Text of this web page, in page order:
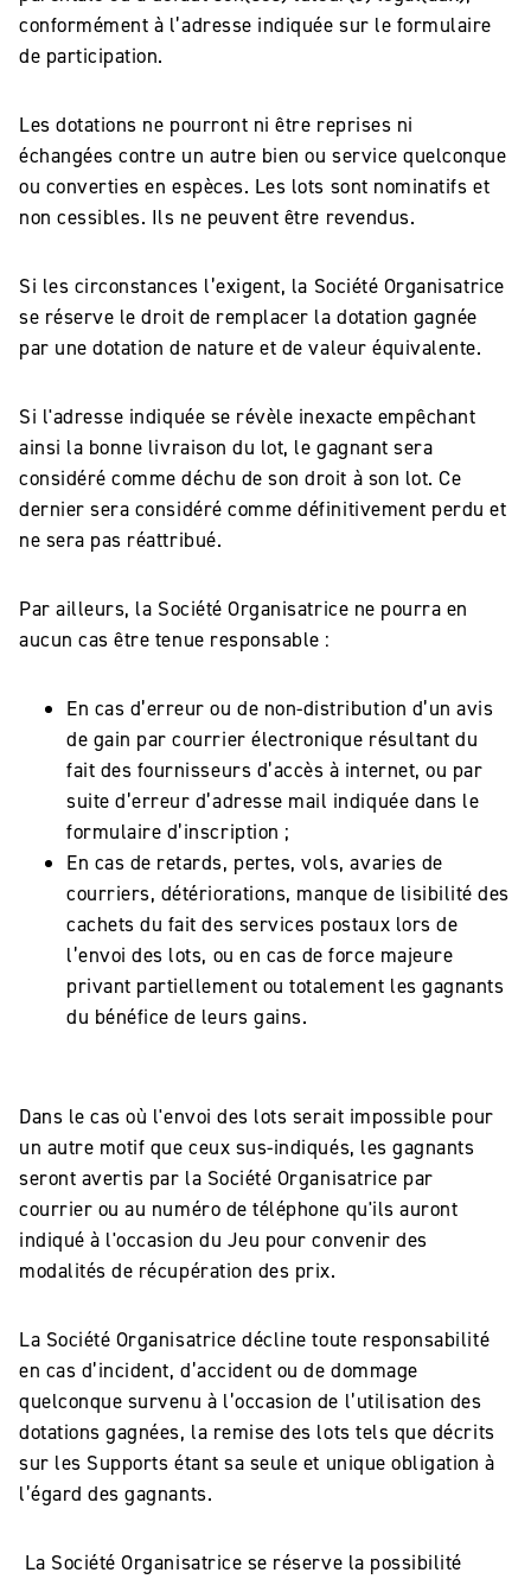
conformément à l’adresse indiquée sur le formulaire
de participation.
Les dotations ne pourront ni être reprises ni
échangées contre un autre bien ou service quelconque
ou converties en espèces. Les lots sont nominatifs et
non cessibles. Ils ne peuvent être revendus.
Si les circonstances l’exigent, la Société Organisatrice
se réserve le droit de remplacer la dotation gagnée
par une dotation de nature et de valeur équivalente.
Si l'adresse indiquée se révèle inexacte empêchant
ainsi la bonne livraison du lot, le gagnant sera
considéré comme déchu de son droit à son lot. Ce
dernier sera considéré comme définitivement perdu et
ne sera pas réattribué.
Par ailleurs, la Société Organisatrice ne pourra en
aucun cas être tenue responsable :
En cas d’erreur ou de non-distribution d’un avis
de gain par courrier électronique résultant du
fait des fournisseurs d’accès à internet, ou par
suite d’erreur d’adresse mail indiquée dans le
formulaire d’inscription ;
En cas de retards, pertes, vols, avaries de
courriers, détériorations, manque de lisibilité des
cachets du fait des services postaux lors de
l’envoi des lots, ou en cas de force majeure
privant partiellement ou totalement les gagnants
du bénéfice de leurs gains.
Dans le cas où l'envoi des lots serait impossible pour
un autre motif que ceux sus-indiqués, les gagnants
seront avertis par la Société Organisatrice par
courrier ou au numéro de téléphone qu'ils auront
indiqué à l'occasion du Jeu pour convenir des
modalités de récupération des prix.
La Société Organisatrice décline toute responsabilité
en cas d’incident, d’accident ou de dommage
quelconque survenu à l’occasion de l’utilisation des
dotations gagnées, la remise des lots tels que décrits
sur les Supports étant sa seule et unique obligation à
l’égard des gagnants.
La Société Organisatrice se réserve la possibilité